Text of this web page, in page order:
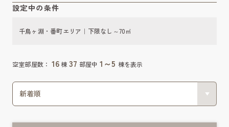
設定中の条件
空室部屋数： 16棟 37 部屋中 1～5 棟を表示
千鳥ヶ淵・番町エリア｜下限なし～70㎡